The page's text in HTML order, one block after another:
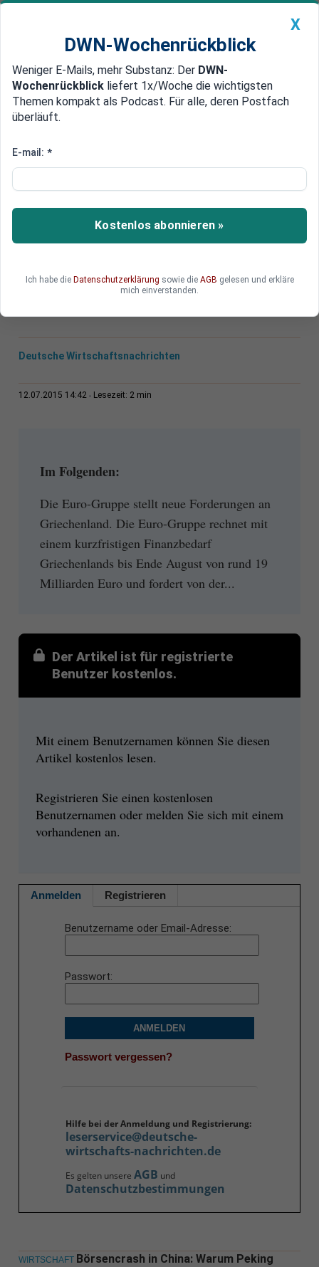
Newsticker MEIN DWN: Geldanlage Premium
Edelmetalle DWN-Magazin China
Brückenfinanzierung und Druck
Weiter auf dem falschen Weg:
Euro-Retter verlangen mehr
Austerität
Die Euro-Gruppe hat einen Text vorbereitet, der
Tsipras dürfte dennoch zustimmen - weil die
Alternative der totale Zusammenbruch ist.
Deutsche Wirtschaftsnachrichten
12.07.2015 14:42 Lesezeit: 2 min
Im Folgenden:
Die Euro-Gruppe stellt neue Forderungen an
Griechenland. Die Euro-Gruppe rechnet mit
einem kurzfristigen Finanzbedarf
Griechenlands bis Ende August von rund 19
Milliarden Euro und fordert von der...
Der Artikel ist für registrierte
Benutzer kostenlos.
Mit einem Benutzernamen können Sie diesen
Artikel kostenlos lesen.
Registrieren Sie einen kostenlosen
Benutzernamen oder melden Sie sich mit einem
vorhandenen an.
Anmelden Registrieren
Benutzername oder Email-Adresse
Passwort
ANMELDEN
Passwort vergessen?
Hilfe bei der Anmeldung und Registrierung:
leserservice@deutsche-
wirtschafts-nachrichten.de
Es gelten unsere AGB und
Datenschutzbestimmungen
X
DWN-Wochenrückblick
Weniger E-Mails, mehr Substanz: Der DWN-
Wochenrückblick liefert 1x/Woche die wichtigsten
Themen kompakt als Podcast. Für alle, deren Postfach
überläuft.
E-mail: *
Kostenlos abonnieren »
Ich habe die Datenschutzerklärung sowie die AGB gelesen und erkläre
mich einverstanden.
WIRTSCHAFT Börsencrash in China: Warum Peking